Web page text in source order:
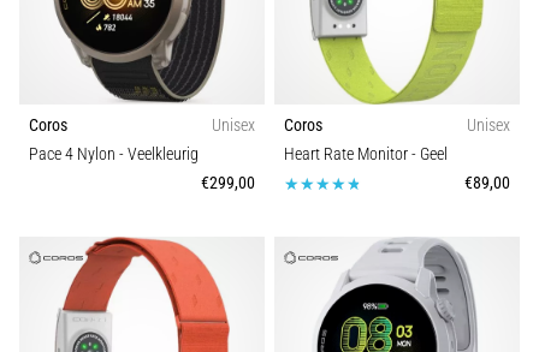
5 min. lezen
Plantar
Symptomen,
Oorzaken
Ervaar
scherpe
Collectie
Gewicht (g)
Coros
Unisex
Pace 4 Nylon - Veelkleurig
€299,00
Coros
Unisex
Heart Rate Monitor- Geel
€89,00